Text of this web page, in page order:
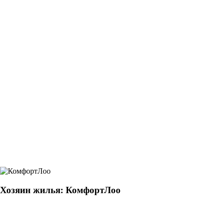
Хозяин жилья: КомфортЛоо